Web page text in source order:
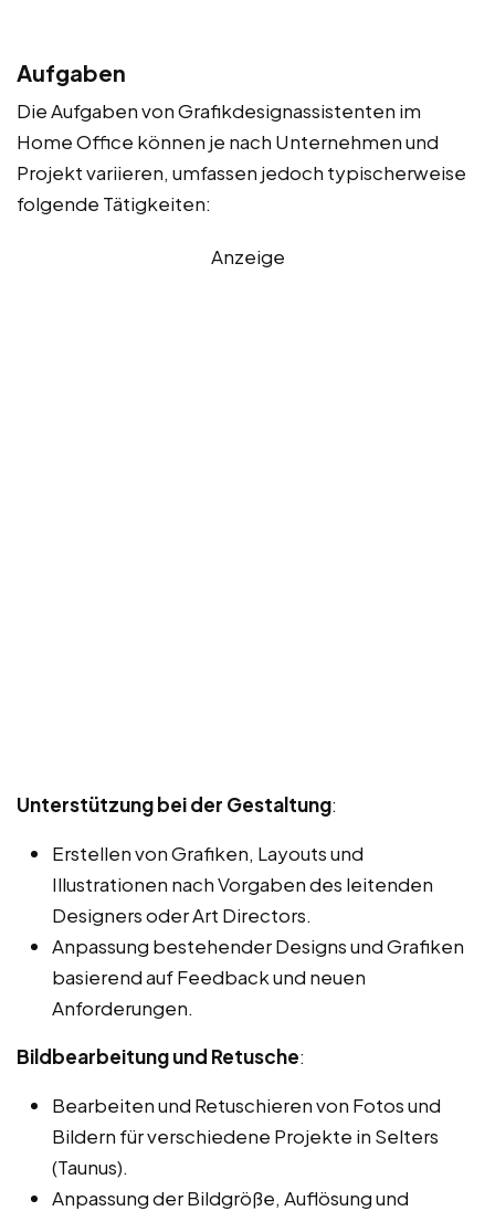
Aufgaben
Die Aufgaben von Grafikdesignassistenten im
Home Office können je nach Unternehmen und
Projekt variieren, umfassen jedoch typischerweise
folgende Tätigkeiten:
Anzeige
Unterstützung bei der Gestaltung:
Erstellen von Grafiken, Layouts und
Illustrationen nach Vorgaben des leitenden
Designers oder Art Directors.
Anpassung bestehender Designs und Grafiken
basierend auf Feedback und neuen
Anforderungen.
Bildbearbeitung und Retusche:
Bearbeiten und Retuschieren von Fotos und
Bildern für verschiedene Projekte in Selters
(Taunus).
Anpassung der Bildgröße, Auflösung und